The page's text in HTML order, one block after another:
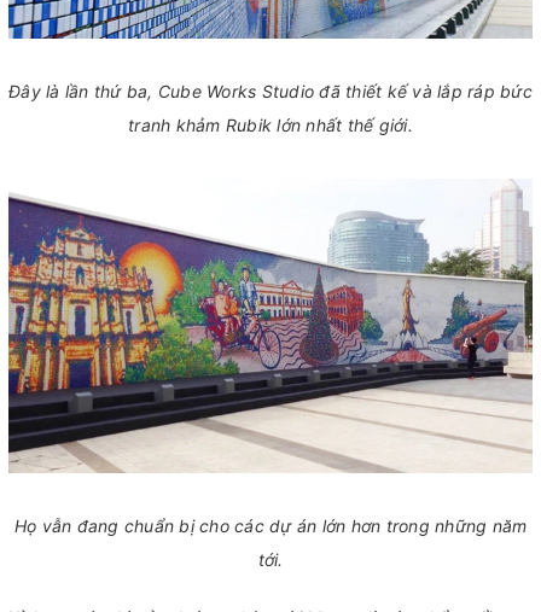
Đây là lần thứ ba, Cube Works Studio đã thiết kế và lắp ráp bức
tranh khảm Rubik lớn nhất thế giới.
Họ vẫn đang chuẩn bị cho các dự án lớn hơn trong những năm
tới.